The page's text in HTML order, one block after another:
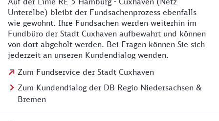
Unterelbe) bleibt der Fundsachenprozess ebenfalls
wie gewohnt. Ihre Fundsachen werden weiterhin im
Fundbüro der Stadt Cuxhaven aufbewahrt und können
von dort abgeholt werden. Bei Fragen können Sie sich
jederzeit an unseren Kundendialog wenden.
Zum Fundservice der Stadt Cuxhaven
Zum Kundendialog der DB Regio Niedersachsen &
Bremen